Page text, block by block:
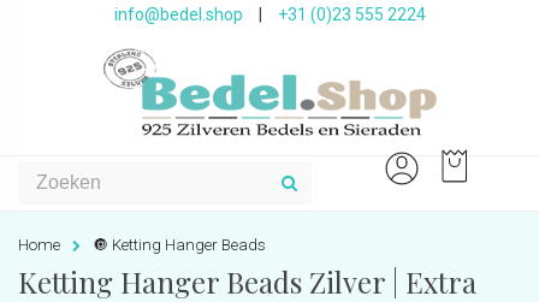
info@bedel.shop +31 (0)23 555 2224
Home 🔘 Ketting Hanger Beads
Ketting Hanger Beads Zilver | Extra